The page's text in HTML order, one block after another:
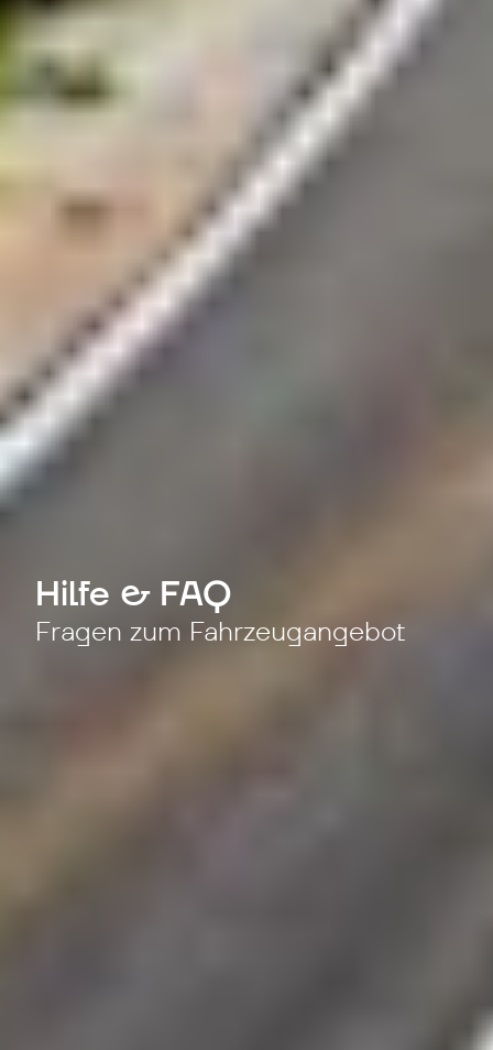
Hilfe & FAQ
Fragen zum Fahrzeugangebot